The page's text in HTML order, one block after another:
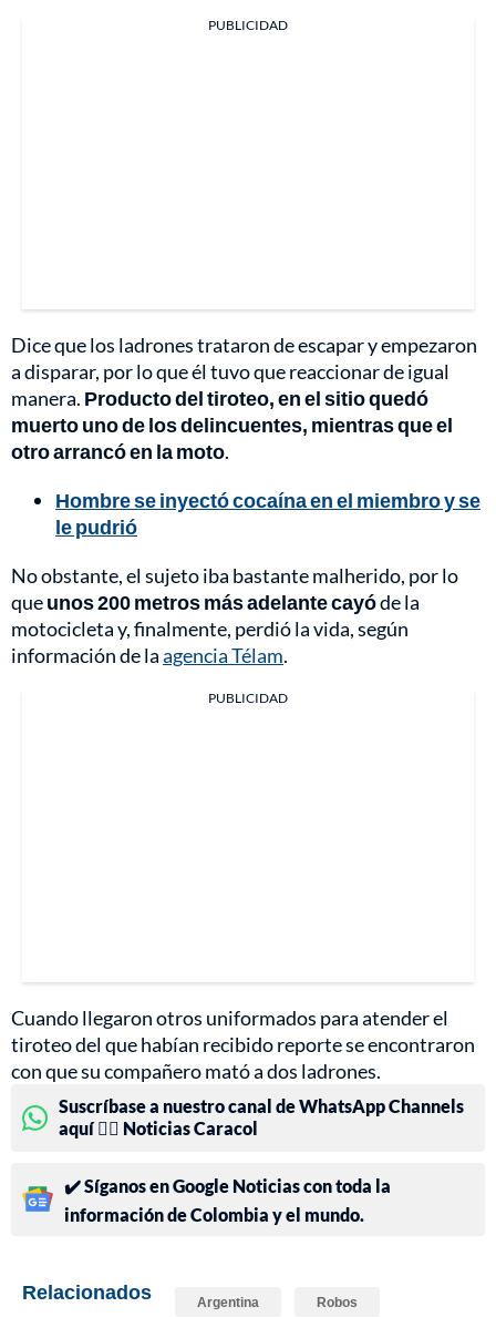
PUBLICIDAD
Dice que los ladrones trataron de escapar y empezaron
a disparar, por lo que él tuvo que reaccionar de igual
manera. Producto del tiroteo, en el sitio quedó
muerto uno de los delincuentes, mientras que el
otro arrancó en la moto.
Hombre se inyectó cocaína en el miembro y se
le pudrió
No obstante, el sujeto iba bastante malherido, por lo
queunos 200 metros más adelante cayóde la
motocicleta y, finalmente, perdió la vida, según
información de laagencia Télam.
PUBLICIDAD
Cuando llegaron otros uniformados para atender el
tiroteo del que habían recibido reporte se encontraron
con que su compañero mató a dos ladrones.
Suscríbase a nuestro canal de WhatsApp Channels
aquí 👉🏻 Noticias Caracol
✔️ Síganos en Google Noticias con toda la
información de Colombia y el mundo.
Relacionados Argentina Robos